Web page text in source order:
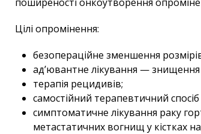
Цілі опромінення:
безопераційне зменшення
ад’ювантне лікування —
терапія рецидивів;
самостійний терапевтичний
симптоматичне лікування раку
метастатичних вогнищ у кістках на